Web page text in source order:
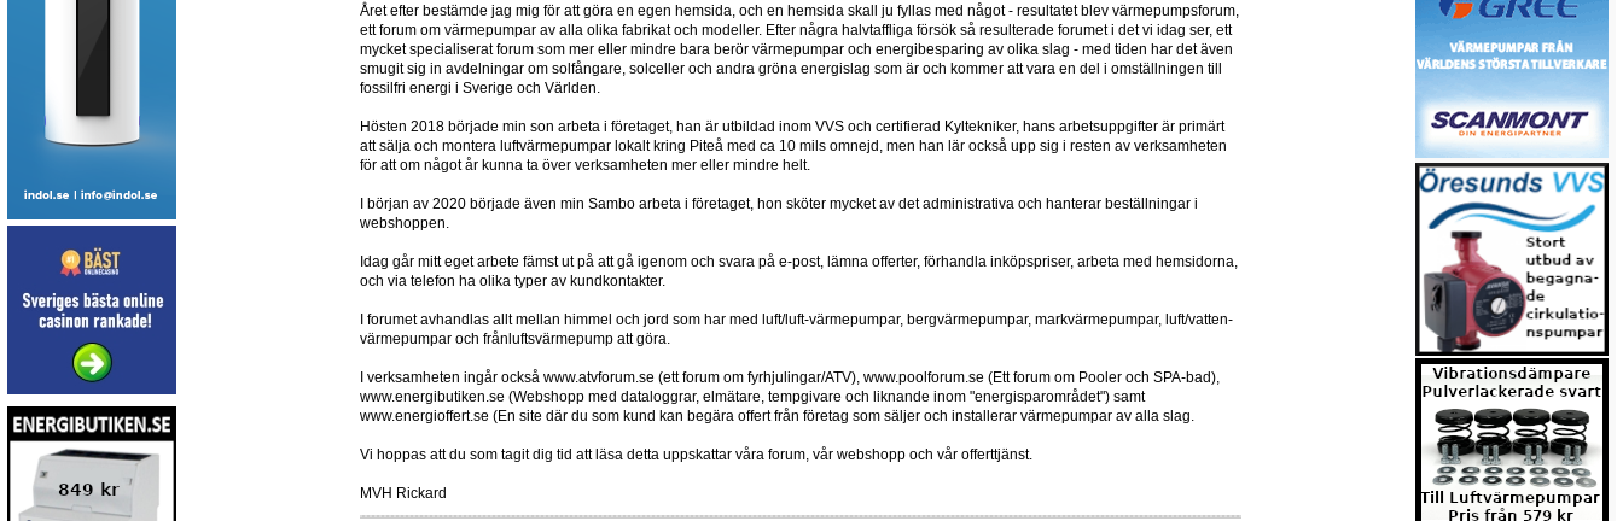
Året efter bestämde jag mig för att göra en egen hemsida, och en hemsida skall ju fyllas med något - resultatet blev värmepumpsforum,
ett forum om värmepumpar av alla olika fabrikat och modeller. Efter några halvtaffliga försök så resulterade forumet i det vi idag ser, ett
mycket specialiserat forum som mer eller mindre bara berör värmepumpar och energibesparing av olika slag - med tiden har det även
smugit sig in avdelningar om solfångare, solceller och andra gröna energislag som är och kommer att vara en del i omställningen till
fossilfri energi i Sverige och Världen.
Hösten 2018 började min son arbeta i företaget, han är utbildad inom VVS och certifierad Kyltekniker, hans arbetsuppgifter är primärt
att sälja och montera luftvärmepumpar lokalt kring Piteå med ca 10 mils omnejd, men han lär också upp sig i resten av verksamheten
för att om något år kunna ta över verksamheten mer eller mindre helt.
I början av 2020 började även min Sambo arbeta i företaget, hon sköter mycket av det administrativa och hanterar beställningar i
webshoppen.
Idag går mitt eget arbete fämst ut på att gå igenom och svara på e-post, lämna offerter, förhandla inköpspriser, arbeta med hemsidorna,
och via telefon ha olika typer av kundkontakter.
I forumet avhandlas allt mellan himmel och jord som har med luft/luft-värmepumpar, bergvärmepumpar, markvärmepumpar, luft/vatten-
värmepumpar och frånluftsvärmepump att göra.
I verksamheten ingår också www.atvforum.se (ett forum om fyrhjulingar/ATV), www.poolforum.se (Ett forum om Pooler och SPA-bad),
www.energibutiken.se (Webshopp med dataloggrar, elmätare, tempgivare och liknande inom "energisparområdet") samt
www.energioffert.se (En site där du som kund kan begära offert från företag som säljer och installerar värmepumpar av alla slag.
Vi hoppas att du som tagit dig tid att läsa detta uppskattar våra forum, vår webshopp och vår offerttjänst.
MVH Rickard